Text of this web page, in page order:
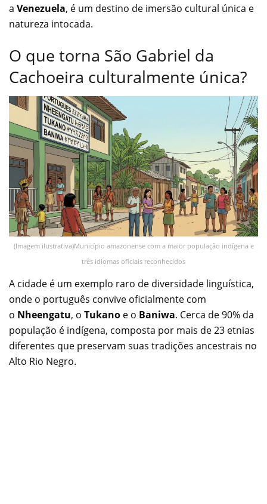
a Venezuela, é um destino de imersão cultural única e
natureza intocada.
O que torna São Gabriel da
Cachoeira culturalmente única?
(Imagem ilustrativa)Município amazonense com a maior população indígena e
três idiomas oficiais reconhecidos
A cidade é um exemplo raro de diversidade linguística,
onde o português convive oficialmente com
o Nheengatu, o Tukano e o Baniwa. Cerca de 90% da
população é indígena, composta por mais de 23 etnias
diferentes que preservam suas tradições ancestrais no
Alto Rio Negro.